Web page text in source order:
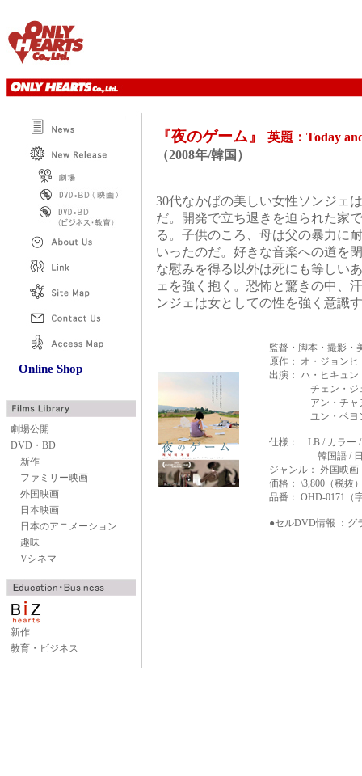
Online Shop
劇場公開
DVD・BD
新作
ファミリー映画
外国映画
日本映画
日本のアニメーション
趣味
Vシネマ
新作
教育・ビジネス
『夜のゲーム』
英題：Today
（2008年/韓国）
30代なかばの美しい女性ソンジェ
だ。開発で立ち退きを迫られた家
る。子供のころ、母は父の暴力に
いったのだ。好きな音楽への道を
な慰みを得る以外は死にも等しい
ェを強く抱く。恐怖と驚きの中、
ンジェは女としての性を強く意識
監督・脚本・撮影・
原作： オ・ジョンヒ
出演： ハ・ヒキュン
チェン・ジェ
アン・チャヌ /
ユン・ベヨン /
仕様： LB / カラー /
韓国語 / 日本
ジャンル： 外国映
価格： \3,800（税抜
品番： OHD-0171（
●セルDVD情報 ： グ